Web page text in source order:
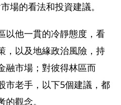
場的看法和投資建議。
以他一貫的冷靜態度，看
，以及地緣政治風險，持
融市場；對彼得林區而
市老手，以下5個建議，都
觀念。